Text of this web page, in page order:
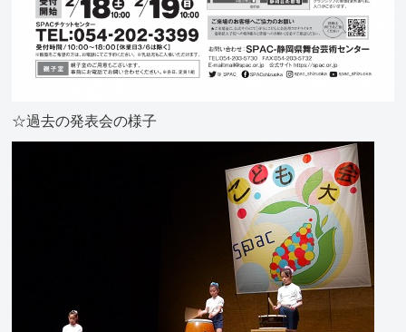
☆過去の発表会の様子